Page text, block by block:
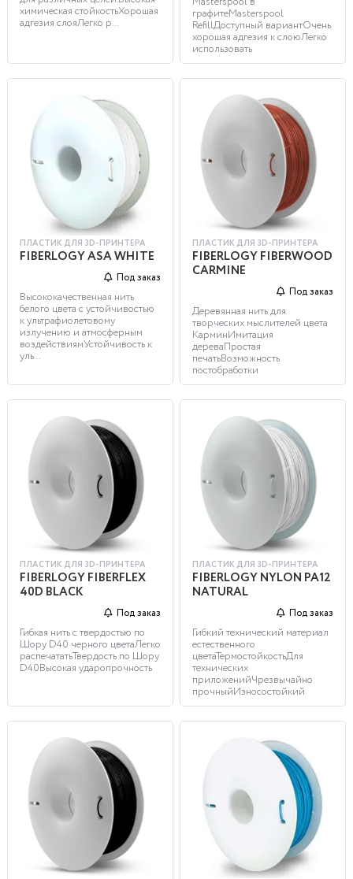
химическая стойкостьХорошая
адгезия слояЛегко р...
графитеMasterspool
RefillДоступный вариантОчень
хорошая адгезия к слоюЛегко
использовать
ПЛАСТИК ДЛЯ 3D-ПРИНТЕРА
FIBERLOGY ASA WHITE
Под заказ
Высококачественная нить
белого цвета с устойчивостью
к ультрафиолетовому
излучению и атмосферным
воздействиямУстойчивость к
уль...
ПЛАСТИК ДЛЯ 3D-ПРИНТЕРА
FIBERLOGY FIBERWOOD
CARMINE
Под заказ
Деревянная нить для
творческих мыслителей цвета
КарминИмитация
дереваПростая
печатьВозможность
постобработки
ПЛАСТИК ДЛЯ 3D-ПРИНТЕРА
FIBERLOGY FIBERFLEX
40D BLACK
Под заказ
Гибкая нить с твердостью по
Шору D40 черного цветаЛегко
распечататьТвердость по Шору
D40Высокая ударопрочность
ПЛАСТИК ДЛЯ 3D-ПРИНТЕРА
FIBERLOGY NYLON PA12
NATURAL
Под заказ
Гибкий технический материал
естественного
цветаТермостойкостьДля
технических
приложенийЧрезвычайно
прочныйИзносостойкий